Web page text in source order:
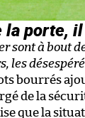
la porte,
sont à bout
les
bourrés
de la
que la